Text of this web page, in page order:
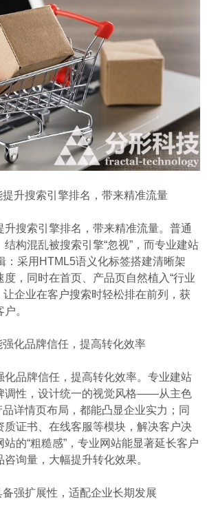
升搜索引擎排名，带来精准流量
搜索引擎排名，带来精准流量。普通
构混乱被搜索引擎“忽视”，而专业建站
：采用HTML5语义化标签搭建清晰架
，同时在首页、产品页自然植入“行业
让企业在客户搜索时轻松排在前列，获
。
化品牌信任，提高转化效率
品牌信任，提高转化效率。专业建站
调性，设计统一的视觉风格——从主色
详情页布局，都能凸显企业实力；同
质证书、在线客服等模块，解决客户决
的“粗糙感”，专业网站能显著延长客户
询量，大幅提升转化效果。
强扩展性，适配企业长期发展